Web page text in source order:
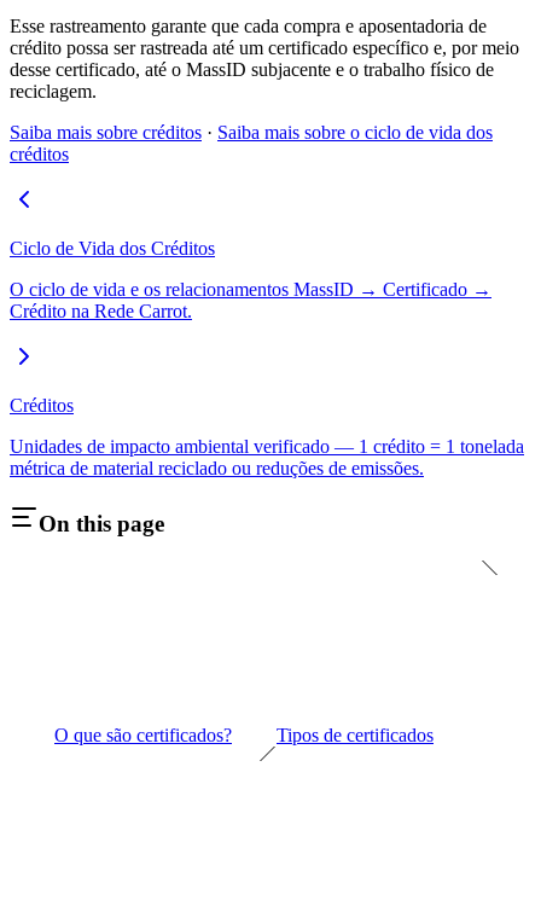
Esse rastreamento garante que cada compra e aposentadoria de
crédito possa ser rastreada até um certificado específico e, por meio
desse certificado, até o MassID subjacente e o trabalho físico de
reciclagem.
Saiba mais sobre créditos · Saiba mais sobre o ciclo de vida dos
créditos
Ciclo de Vida dos Créditos
O ciclo de vida e os relacionamentos MassID → Certificado →
Crédito na Rede Carrot.
Créditos
Unidades de impacto ambiental verificado — 1 crédito = 1 tonelada
métrica de material reciclado ou reduções de emissões.
On this page
O que são certificados? Tipos de certificados